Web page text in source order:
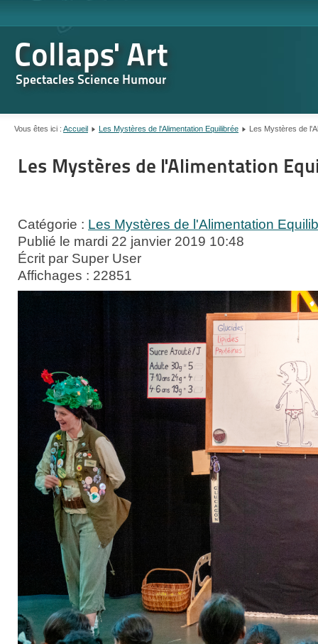
Collaps' Art
Spectacles Science Humour
Vous êtes ici : Accueil Les Mystères de l'Alimentation Equilibrée Les Mystères de
Les Mystères de l'Alimentation
Catégorie : Les Mystères de l'Alimentation
Publié le mardi 22 janvier 2019 10:48
Écrit par Super User
Affichages : 22851